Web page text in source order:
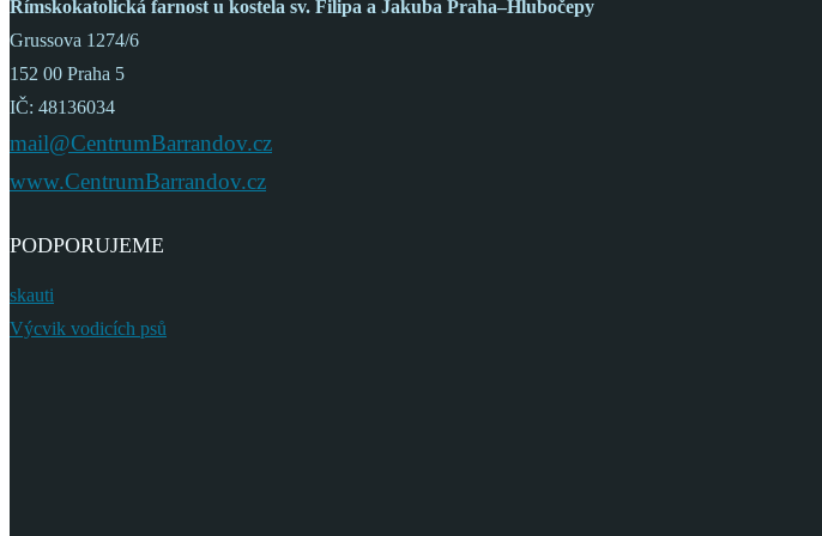
Římskokatolická farnost u kostela sv. Filipa a Jakuba Praha–Hlubočepy
Grussova 1274/6
152 00 Praha 5
IČ: 48136034
mail@CentrumBarrandov.cz
www.CentrumBarrandov.cz
PODPORUJEME
skauti
Výcvik vodicích psů